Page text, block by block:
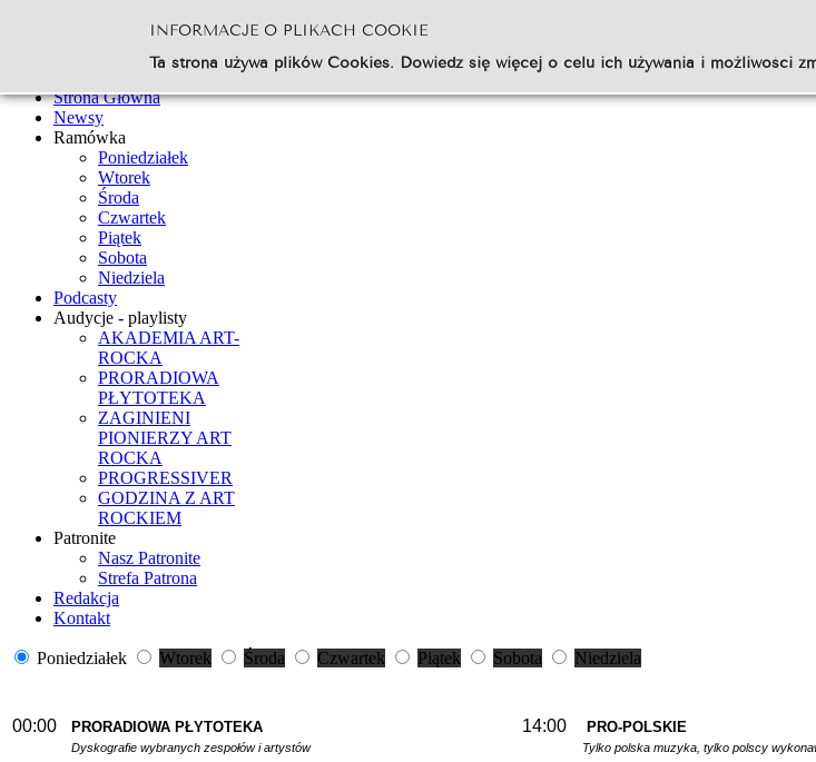
Go
Strona Główna
Newsy
Ramówka
Poniedziałek
Wtorek
Środa
Czwartek
Piątek
Sobota
Niedziela
Podcasty
Audycje - playlisty
AKADEMIA ART-
ROCKA
PRORADIOWA
PŁYTOTEKA
ZAGINIENI
PIONIERZY ART
ROCKA
PROGRESSIVER
GODZINA Z ART
ROCKIEM
Patronite
Nasz Patronite
Strefa Patrona
Redakcja
Kontakt
Poniedziałek Wtorek Środa Czwartek Piątek Sobota Niedziela
00:00 PRORADIOWA PŁYTOTEKA
Dyskografie wybranych zespołów i artystów
14:00 PRO-POLSKIE
Tylko polska muzyka, tylko polscy
INFORMACJE O PLIKACH COOKIE
Ta strona używa plików Cookies. Dowiedz się więcej o celu ich używania i możliwości